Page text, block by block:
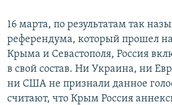
16 марта, по результатам так
референдума, который прошел
Крыма и Севастополя, Россия
в свой состав. Ни Украина, ни
ни США не признали данное
считают, что Крым Россия